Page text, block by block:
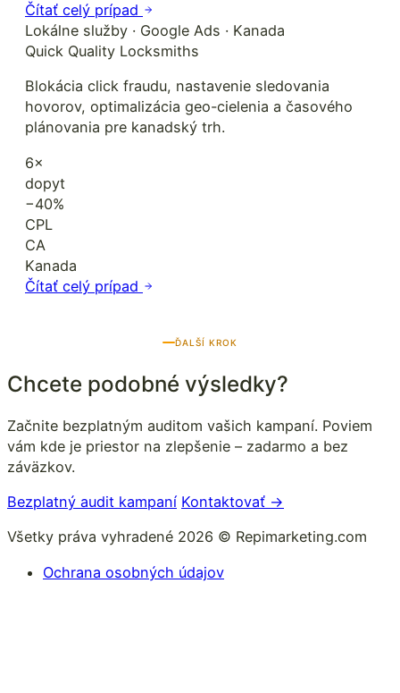
Čítať celý prípad
Lokálne služby · Google Ads · Kanada
Quick Quality Locksmiths
Blokácia click fraudu, nastavenie sledovania
hovorov, optimalizácia geo-cielenia a časového
plánovania pre kanadský trh.
6×
dopyt
−40%
CPL
CA
Kanada
Čítať celý prípad
ĎALŠÍ KROK
Chcete podobné výsledky?
Začnite bezplatným auditom vašich kampaní. Poviem
vám kde je priestor na zlepšenie – zadarmo a bez
záväzkov.
Bezplatný audit kampaní Kontaktovať →
Všetky práva vyhradené 2026 © Repimarketing.com
Ochrana osobných údajov